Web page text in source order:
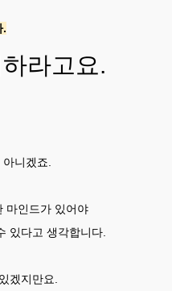
.
라고요.
니겠죠.
마인드가 있어야
있다고 생각합니다.
겠지만요.